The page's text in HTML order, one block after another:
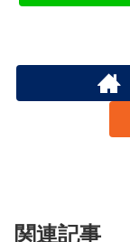
関連記事